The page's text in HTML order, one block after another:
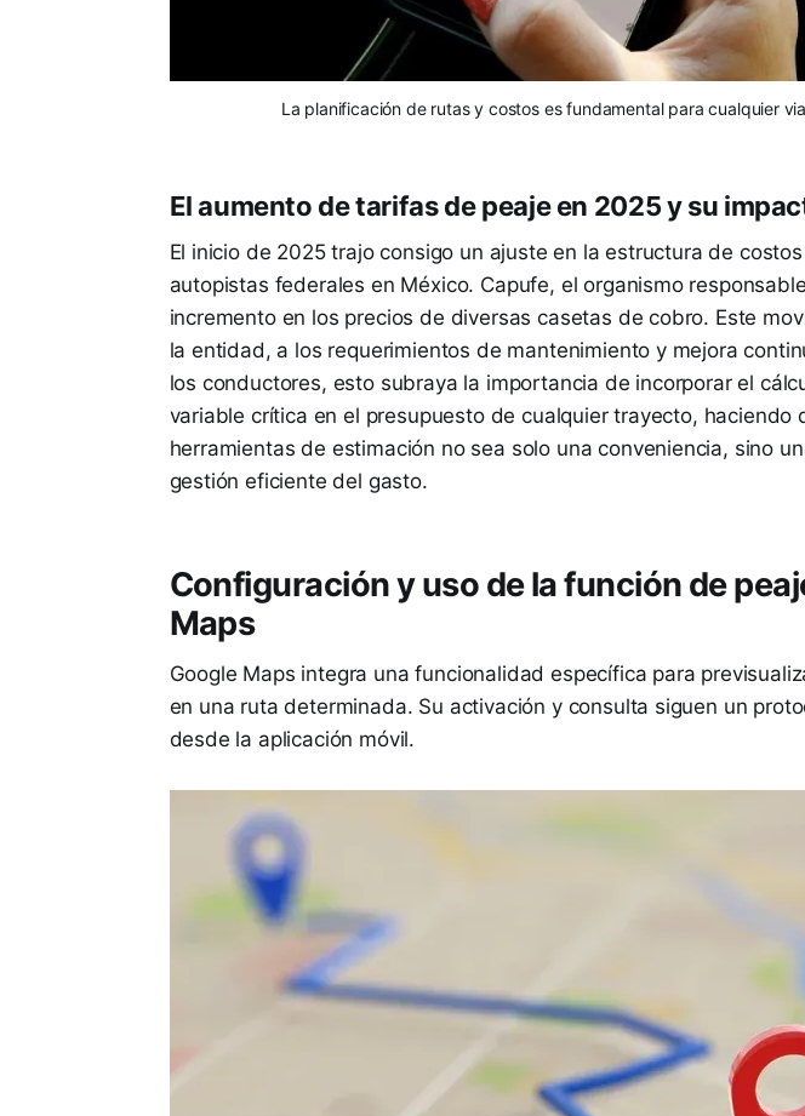
La planificación de rutas y costos es fundamental para cualquier
El aumento de tarifas de peaje en 2025 y su
El inicio de 2025 trajo consigo un ajuste en la estructura de
autopistas federales en México. Capufe, el organismo
incremento en los precios de diversas casetas de cobro. Este
la entidad, a los requerimientos de mantenimiento y mejora
los conductores, esto subraya la importancia de incorporar el
variable crítica en el presupuesto de cualquier trayecto, haciendo
herramientas de estimación no sea solo una conveniencia, sino
gestión eficiente del gasto.
Configuración y uso de la función de
Maps
Google Maps integra una funcionalidad específica para
en una ruta determinada. Su activación y consulta siguen un
desde la aplicación móvil.